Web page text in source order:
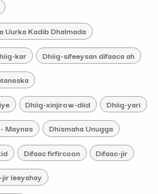
Uurka Kadib Dhalmada
kar Dhiig-sifeeysan difaaca ah
Dhiig-xinjirow-diid Dhiig-yari
Maynas Dhismaha Unugga
Difaac firfircoon Difaac-jir
leeyahay